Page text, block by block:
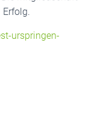
urspringen-